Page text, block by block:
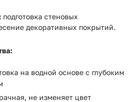
подготовка стеновых
декоративных покрытий.
на водной основе с глубоким
не изменяет цвет